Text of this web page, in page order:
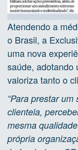
Atendendo a
o Brasil, a
uma nova
saúde, adotando
valoriza tanto o
“Para prestar
clientela,
mesma
própria